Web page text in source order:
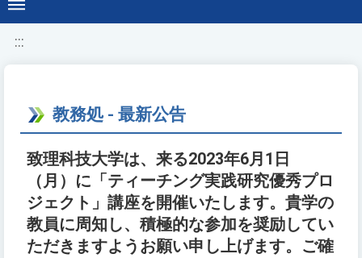
:::
教務処 - 最新公告
致理科技大学は、来る2023年6月1日
（月）に「ティーチング実践研究優秀プロ
ジェクト」講座を開催いたします。貴学の
教員に周知し、積極的な参加を奨励してい
ただきますようお願い申し上げます。ご確